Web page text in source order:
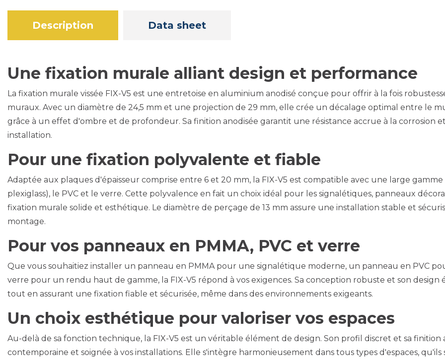
Description Data sheet
Une fixation murale alliant design et performance
La fixation murale vissée FIX-V5 est une entretoise en aluminium anodisé conçue pour offrir à la fois
muraux. Avec un diamètre de 24,5 mm et une projection de 29 mm, elle crée un décalage optimal entre le
grâce à un effet d'ombre et de profondeur. Sa finition anodisée garantit une résistance accrue à la corrosion
installation.
Pour une fixation polyvalente et fiable
Adaptée aux plaques d'épaisseur comprise entre 6 et 20 mm, la FIX-V5 est compatible avec une large
plexiglass), le PVC et le verre. Cette polyvalence en fait un choix idéal pour les signalétiques, panneaux
fixation murale solide et esthétique. Le diamètre de perçage de 13 mm assure une installation stable et
montage.
Pour vos panneaux en PMMA, PVC et verre
Que vous souhaitiez installer un panneau en PMMA pour une signalétique moderne, un panneau en PVC
verre pour un rendu haut de gamme, la FIX-V5 répond à vos exigences. Sa conception robuste et son
tout en assurant une fixation fiable et sécurisée, même dans des environnements exigeants.
Un choix esthétique pour valoriser vos espaces
Au-delà de sa fonction technique, la FIX-V5 est un véritable élément de design. Son profil discret et sa
contemporaine et soignée à vos installations. Elle s'intègre harmonieusement dans tous types d'espaces,